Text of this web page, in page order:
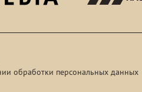
обработки персональных данных